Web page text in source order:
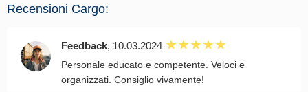
Recensioni Cargo:
Feedback, 10.03.2024
Personale educato e competente. Veloci e
organizzati. Consiglio vivamente!